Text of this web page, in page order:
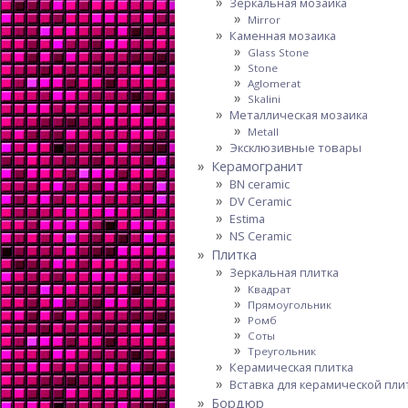
Mirror
Каменная мозаика
Glass Stone
Stone
Aglomerat
Skalini
Металлическая мозаика
Metall
Эксклюзивные товары
Керамогранит
BN ceramic
DV Ceramic
Estima
NS Ceramic
Плитка
Зеркальная плитка
Квадрат
Прямоугольник
Ромб
Соты
Треугольник
Керамическая плитка
Вставка для керамической
Бордюр